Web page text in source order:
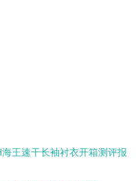
王速干长袖衬衣开箱测评报